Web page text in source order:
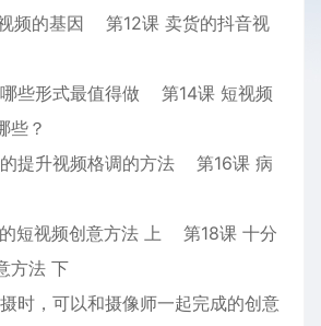
频的基因 第12课 卖货的抖音视
些形式最值得做 第14课 短视频
些？
提升视频格调的方法 第16课 病
短视频创意方法 上 第18课 十分
方法 下
时，可以和摄像师一起完成的创意